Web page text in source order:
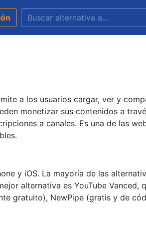
a los usuarios cargar, ver y
monetizar sus contenidos a
a canales. Es una de las
y iOS. La mayoría de las
alternativa es YouTube Vanced,
gratuito), NewPipe (gratis y de